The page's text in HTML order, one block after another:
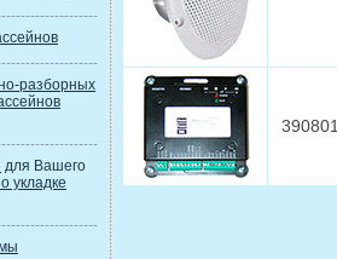
разборных
для Вашего
укладке